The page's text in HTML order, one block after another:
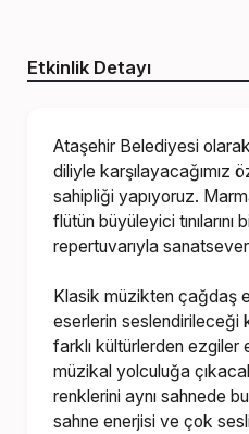
Etkinlik Detayı
Ataşehir Belediyesi
diliyle karşılayacağımız
sahipliği yapıyoruz.
flütün büyüleyici
repertuvarıyla
Klasik müzikten çağdaş
eserlerin seslendirileceği
farklı kültürlerden ezgiler
müzikal yolculuğa
renklerini aynı sahnede
sahne enerjisi ve çok